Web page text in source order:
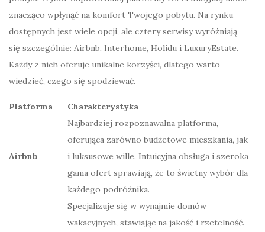
znacząco wpłynąć na komfort Twojego pobytu. Na rynku
dostępnych jest wiele opcji, ale cztery serwisy wyróżniają
się szczególnie: Airbnb, Interhome, Holidu i LuxuryEstate.
Każdy z nich oferuje unikalne korzyści, dlatego warto
wiedzieć, czego się spodziewać.
Platforma Charakterystyka
Airbnb
Najbardziej rozpoznawalna platforma,
oferująca zarówno budżetowe mieszkania, jak
i luksusowe wille. Intuicyjna obsługa i szeroka
gama ofert sprawiają, że to świetny wybór dla
każdego podróżnika.
Specjalizuje się w wynajmie domów
wakacyjnych, stawiając na jakość i rzetelność.